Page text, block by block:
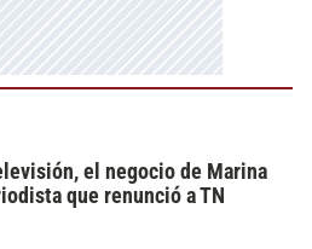
el negocio de Marina
que renunció a TN